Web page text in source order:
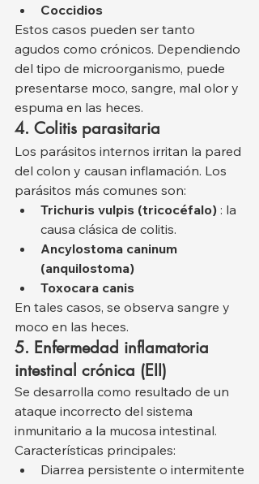
Coccidios
Estos casos pueden ser tanto
agudos como crónicos. Dependiendo
del tipo de microorganismo, puede
presentarse moco, sangre, mal olor y
espuma en las heces.
4. Colitis parasitaria
Los parásitos internos irritan la pared
del colon y causan inflamación. Los
parásitos más comunes son:
Trichuris vulpis (tricocéfalo) : la
causa clásica de colitis.
Ancylostoma caninum
(anquilostoma)
Toxocara canis
En tales casos, se observa sangre y
moco en las heces.
5. Enfermedad inflamatoria
intestinal crónica (EII)
Se desarrolla como resultado de un
ataque incorrecto del sistema
inmunitario a la mucosa intestinal.
Características principales:
Diarrea persistente o intermitente